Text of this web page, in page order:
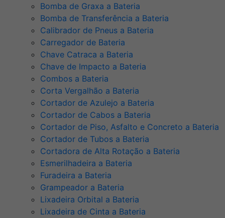
Bomba de Graxa a Bateria
Bomba de Transferência a Bateria
Calibrador de Pneus a Bateria
Carregador de Bateria
Chave Catraca a Bateria
Chave de Impacto a Bateria
Combos a Bateria
Corta Vergalhão a Bateria
Cortador de Azulejo a Bateria
Cortador de Cabos a Bateria
Cortador de Piso, Asfalto e Concreto a Bateria
Cortador de Tubos a Bateria
Cortadora de Alta Rotação a Bateria
Esmerilhadeira a Bateria
Furadeira a Bateria
Grampeador a Bateria
Lixadeira Orbital a Bateria
Lixadeira de Cinta a Bateria